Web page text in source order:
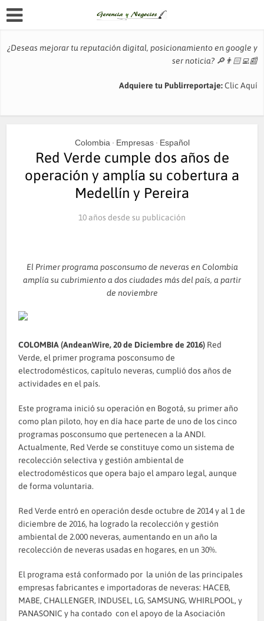
¿Deseas mejorar tu reputación digital, posicionamiento en google y
ser noticia? 🔎👨🏻‍💻📰
Adquiere tu Publirreportaje:Clic Aquí
Colombia • Empresas • Español
Red Verde cumple dos años de
operación y amplía su cobertura a
Medellín y Pereira
10 años desde su publicación
El Primer programa posconsumo de neveras en Colombia
amplía su cubrimiento a dos ciudades más del país, a partir
de noviembre
COLOMBIA (AndeanWire, 20 de Diciembre de 2016) Red
Verde, el primer programa posconsumo de
electrodomésticos, capítulo neveras, cumplió dos años de
actividades en el país.
Este programa inició su operación en Bogotá, su primer año
como plan piloto, hoy en día hace parte de uno de los cinco
programas posconsumo que pertenecen a la ANDI.
Actualmente, Red Verde se constituye como un sistema de
recolección selectiva y gestión ambiental de
electrodomésticos que opera bajo el amparo legal, aunque
de forma voluntaria.
Red Verde entró en operación desde octubre de 2014 y al 1 de
diciembre de 2016, ha logrado la recolección y gestión
ambiental de 2.000 neveras, aumentando en un año la
recolección de neveras usadas en hogares, en un 30%.
El programa está conformado por la unión de las principales
empresas fabricantes e importadoras de neveras: HACEB,
MABE, CHALLENGER, INDUSEL, LG, SAMSUNG, WHIRLPOOL, y
PANASONIC y ha contado con el apoyo de la Asociación